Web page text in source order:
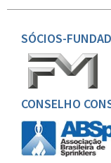
SÓCIOS-
CONSELHO